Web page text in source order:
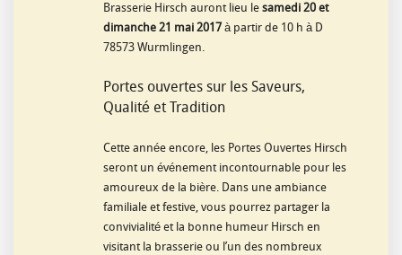
Brasserie Hirsch auront lieu le samedi 20 et
dimanche 21 mai 2017 à partir de 10 h à D
78573 Wurmlingen.
Portes ouvertes sur les Saveurs,
Qualité et Tradition
Cette année encore, les Portes Ouvertes Hirsch
seront un événement incontournable pour les
amoureux de la bière. Dans une ambiance
familiale et festive, vous pourrez partager la
convivialité et la bonne humeur Hirsch en
visitant la brasserie ou l’un des nombreux